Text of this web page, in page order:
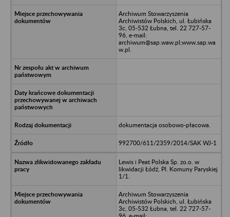
Archiwum Stowarzyszenia
Archiwistów Polskich, ul. Łubińska
3c, 05-532 Łubna, tel. 22 727-57-
96, e-mail:
archiwum@sap.waw.pl;www.sap.wa
w.pl.
dokumentacja osobowo-płacowa.
992700/611/2359/2014/SAK WJ-1
Lewis i Peat Polska Sp. zo.o. w
likwidacji Łódź, Pl. Komuny Paryskiej
1/1.
Archiwum Stowarzyszenia
Archiwistów Polskich, ul. Łubińska
3c, 05-532 Łubna, tel. 22 727-57-